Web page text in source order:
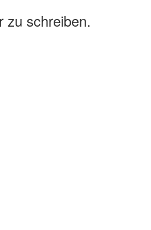
zu schreiben.